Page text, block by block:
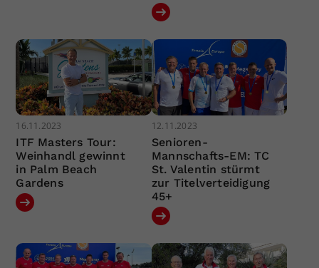
16.11.2023
ITF Masters Tour:
Weinhandl gewinnt
in Palm Beach
Gardens
12.11.2023
Senioren-
Mannschafts-EM: TC
St. Valentin stürmt
zur Titelverteidigung
45+